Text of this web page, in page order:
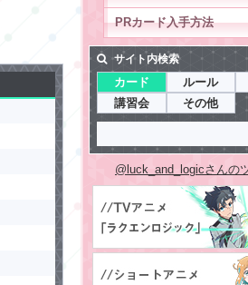
PRカード入手方法
サイト内検索
カード ルール
講習会
その他
@luck_and_logicさんの